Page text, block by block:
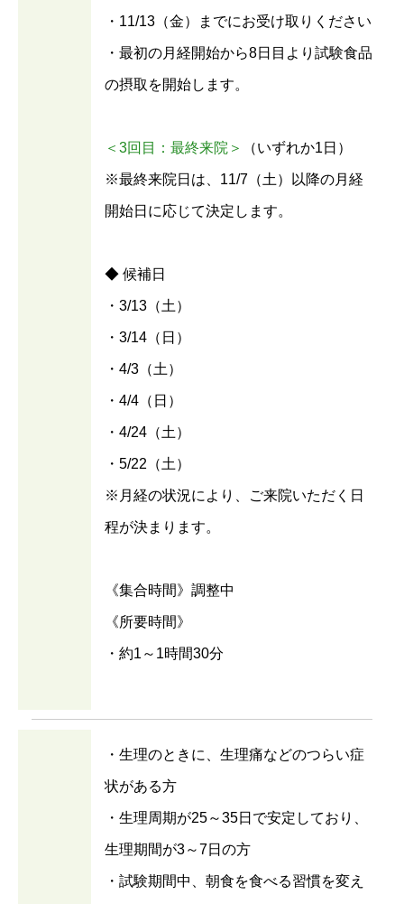
・11/13（金）までにお受け取りください
・最初の月経開始から8日目より試験食品
の摂取を開始します。
＜3回目：最終来院＞ （いずれか1日）
※最終来院日は、11/7（土）以降の月経
開始日に応じて決定します。
◆ 候補日
・3/13（土）
・3/14（日）
・4/3（土）
・4/4（日）
・4/24（土）
・5/22（土）
※月経の状況により、ご来院いただく日
程が決まります。
《集合時間》調整中
《所要時間》
・約1～1時間30分
・生理のときに、生理痛などのつらい症
状がある方
・生理周期が25～35日で安定しており、
生理期間が3～7日の方
・試験期間中、朝食を食べる習慣を変え